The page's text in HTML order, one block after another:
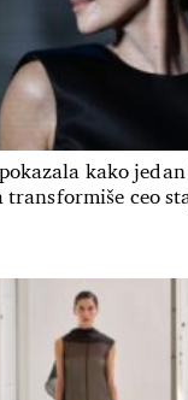
kako
transformiše ceo